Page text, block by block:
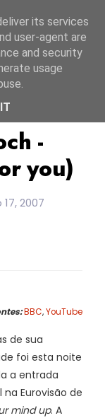
-
you)
2007
BBC,YouTube
de sua
foi esta noite
a entrada
na Eurovisão de
mind up. A
its services
user-agent are
and security
usage